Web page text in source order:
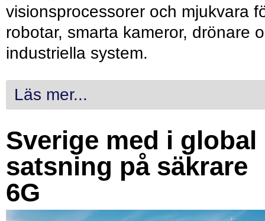
visionsprocessorer och mjukvara
robotar, smarta kameror, drönare
industriella system.
Läs mer...
Sverige med i global
satsning på säkrare
6G